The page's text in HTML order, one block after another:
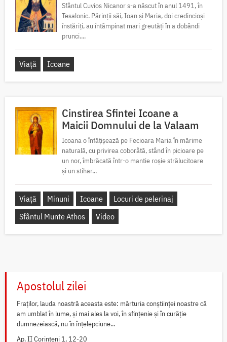
Sfântul Cuvios Nicanor s-a născut în anul 1491, în
Tesalonic. Părinții săi, Ioan și Maria, doi credincioși
înstăriți, au întâmpinat mari greutăți în a dobândi
prunci....
Viață Icoane
Cinstirea Sfintei Icoane a
Maicii Domnului de la Valaam
Icoana o înfățișează pe Fecioara Maria în mărime
naturală, cu privirea coborâtă, stând în picioare pe
un nor, îmbrăcată într-o mantie roșie strălucitoare
și un stihar...
Viață Minuni Icoane
Locuri de pelerinaj
Sfântul Munte Athos
Video
Apostolul zilei
Fraților, lauda noastră aceasta este: mărturia conștiinței noastre că
am umblat în lume, și mai ales la voi, în sfințenie și în curăție
dumnezeiască, nu în înțelepciune...
Ap. II Corinteni 1, 12-20